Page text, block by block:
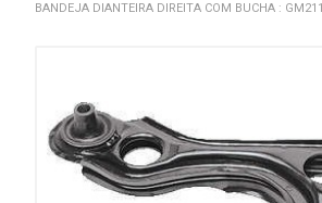
BANDEJA DIANTEIRA DIREITA COM BUCHA :